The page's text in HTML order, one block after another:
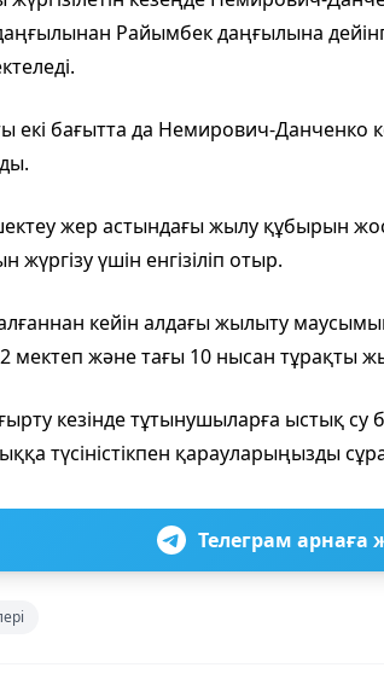
Райымбек даңғылына
екі бағытта да Немирович-
жер астындағы жылу құбырын
жүргізу үшін енгізіліп отыр.
кейін алдағы жылыту
мектеп және тағы 10 нысан тұрақты
кезінде тұтынушыларға ыстық
түсіністікпен қарауларыңызды
Телеграм